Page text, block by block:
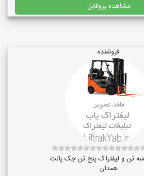
مشاهده پروفایل
فروشنده
سه تن و لیفتراک پنج تن جک پالت
همدان